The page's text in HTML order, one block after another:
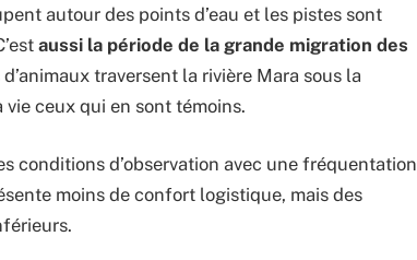
autour des points d’eau et les pistes sont
aussi la période de la grande migration des
traversent la rivière Mara sous la
vie ceux qui en sont témoins.
conditions d’observation avec une fréquentation
moins de confort logistique, mais des